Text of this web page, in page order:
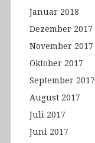
Januar 2018
Dezember 2017
November 2017
Oktober 2017
September 2017
August 2017
Juli 2017
Juni 2017